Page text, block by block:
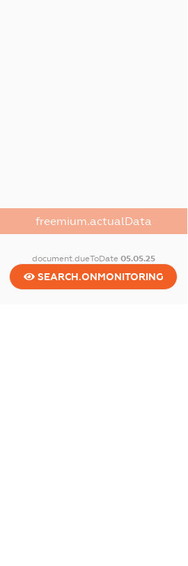
freemium.actualData
document.dueToDate 05.05.25
SEARCH.ONMONITORING